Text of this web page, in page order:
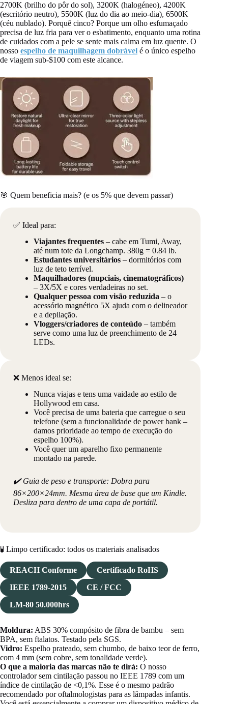
2700K (brilho do pôr do sol), 3200K (halogéneo), 4200K
(escritório neutro), 5500K (luz do dia ao meio-dia), 6500K
(céu nublado). Porquê cinco? Porque um olho esfumaçado
precisa de luz fria para ver o esbatimento, enquanto uma rotina
de cuidados com a pele se sente mais calma em luz quente. O
nosso espelho de maquilhagem dobrável é o único espelho
de viagem sub‑$100 com este alcance.
🎯 Quem beneficia mais? (e os 5% que devem passar)
✅ Ideal para:
Viajantes frequentes– cabe em Tumi, Away,
até num tote da Longchamp. 380g = 0.84 lb.
Estudantes universitários– dormitórios com
luz de teto terrível.
Maquilhadores (nupciais, cinematográficos)
– 3X/5X e cores verdadeiras no set.
Qualquer pessoa com visão reduzida – o
acessório magnético 5X ajuda com o delineador
e a depilação.
Vloggers/criadores de conteúdo– também
serve como uma luz de preenchimento de 24
LEDs.
❌ Menos ideal se:
Nunca viajas e tens uma vaidade ao estilo de
Hollywood em casa.
Você precisa de uma bateria que carregue o seu
telefone (sem a funcionalidade de power bank –
damos prioridade ao tempo de execução do
espelho 100%).
Você quer um aparelho fixo permanente
montado na parede.
✔️ Guia de peso e transporte: Dobra para
86×200×24mm. Mesma área de base que um Kindle.
Desliza para dentro de uma capa de portátil.
🧪 Limpo certificado: todos os materiais analisados
REACH Conforme
Certificado RoHS
IEEE 1789‑2015
CE / FCC
LM‑80 50.000hrs
Moldura: ABS 30% compósito de fibra de bambu – sem
BPA, sem ftalatos. Testado pela SGS.
Vidro: Espelho prateado, sem chumbo, de baixo teor de ferro,
com 4 mm (sem cobre, sem tonalidade verde).
O que a maioria das marcas não te dirá: O nosso
controlador sem cintilação passou no IEEE 1789 com um
índice de cintilação de <0,1%. Esse é o mesmo padrão
recomendado por oftalmologistas para as lâmpadas infantis.